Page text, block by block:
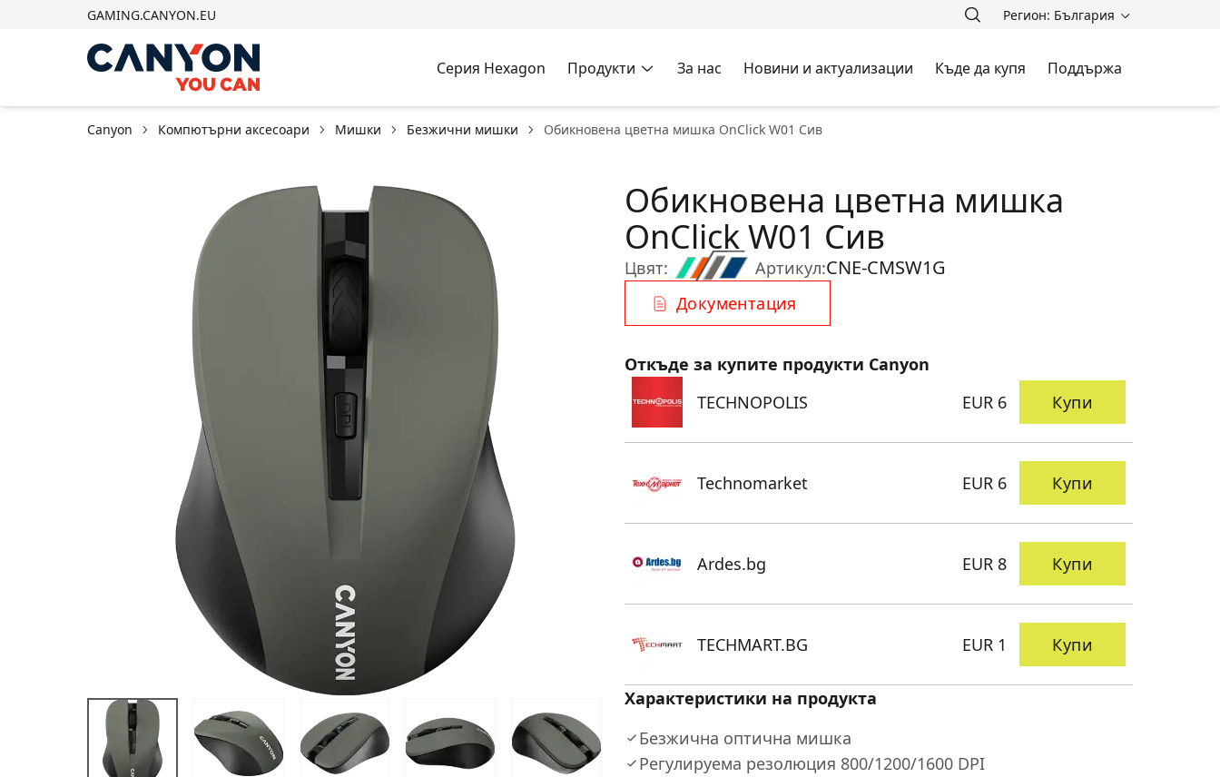
GAMING.CANYON.EU Регион: България
Серия Hexagon Продукти За нас Новини и актуализации Къде да купя Поддържа
Canyon Компютърни аксесоари Мишки Безжични мишки Обикновена цветна мишка OnClick W01 Сив
Цвят:
Обикновена цветна мишка
OnClick W01 Сив
Артикул:CNE-CMSW1G
Документация
Характеристики на продукта
Безжична оптична мишка
Регулируема резолюция 800/1200/1600 DPI
Откъде за купите продукти Canyon
TECHNOPOLIS
EUR 6 Купи
Technomarket EUR 6 Купи
Ardes.bg EUR 8 Купи
TECHMART.BG EUR 1 Купи